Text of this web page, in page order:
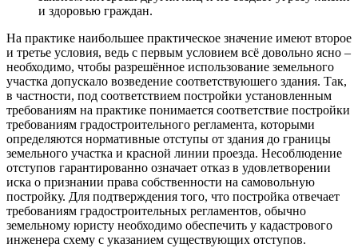
и здоровью граждан.
На практике наибольшее практическое значение имеют второе
и третье условия, ведь с первым условием всё довольно ясно –
необходимо, чтобы разрешённое использование земельного
участка допускало возведение соответствуюшего здания. Так,
в частности, под соответствием постройки установленным
требованиям на практике понимается соответствие постройки
требованиям градостроительного регламента, которыми
определяются нормативные отступы от здания до границы
земельного участка и красной линии проезда. Несоблюдение
отступов гарантированно означает отказ в удовлетворении
иска о признании права собственности на самовольную
постройку. Для подтверждения того, что постройка отвечает
требованиям градостроительных регламентов, обычно
земельному юристу необходимо обеспечить у кадастрового
инженера схему с указанием существующих отступов.